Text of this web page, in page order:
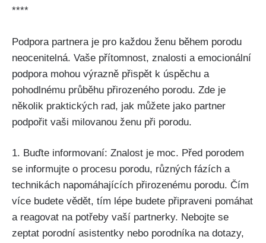
****
Podpora partnera je pro ‌každou​ ženu během porodu
neocenitelná. Vaše přítomnost, znalosti a emocionální
podpora mohou⁤ výrazně přispět k úspěchu a
pohodlnému ‍průběhu přirozeného porodu.​ Zde​ je
několik praktických rad,⁤ jak ​můžete jako partner⁢
podpořit vaši milovanou ženu při porodu.
1. Buďte‌ informovaní: Znalost je moc. Před porodem
‍se informujte⁣ o ⁢procesu porodu,⁣ různých fázích a
technikách‌ napomáhajících přirozenému porodu. Čím⁢
více⁣ budete vědět, tím⁣ lépe budete‍ připraveni pomáhat
a reagovat na potřeby vaší ‌partnerky. Nebojte se
zeptat porodní asistentky nebo porodníka na dotazy,